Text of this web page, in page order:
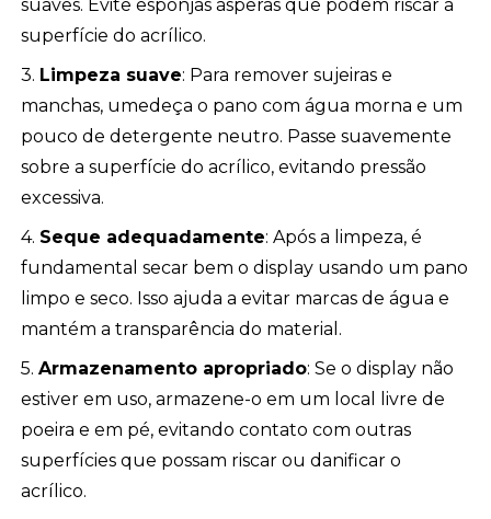
suaves. Evite esponjas ásperas que podem riscar a
superfície do acrílico.
3. Limpeza suave: Para remover sujeiras e
manchas, umedeça o pano com água morna e um
pouco de detergente neutro. Passe suavemente
sobre a superfície do acrílico, evitando pressão
excessiva.
4. Seque adequadamente: Após a limpeza, é
fundamental secar bem o display usando um pano
limpo e seco. Isso ajuda a evitar marcas de água e
mantém a transparência do material.
5.Armazenamento apropriado: Se o display não
estiver em uso, armazene-o em um local livre de
poeira e em pé, evitando contato com outras
superfícies que possam riscar ou danificar o
acrílico.